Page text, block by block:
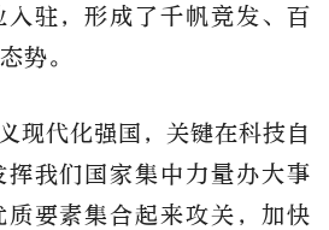
驻，形成了千帆竞发、百
势。
现代化强国，关键在科技自
我们国家集中力量办大事
要素集合起来攻关，加快